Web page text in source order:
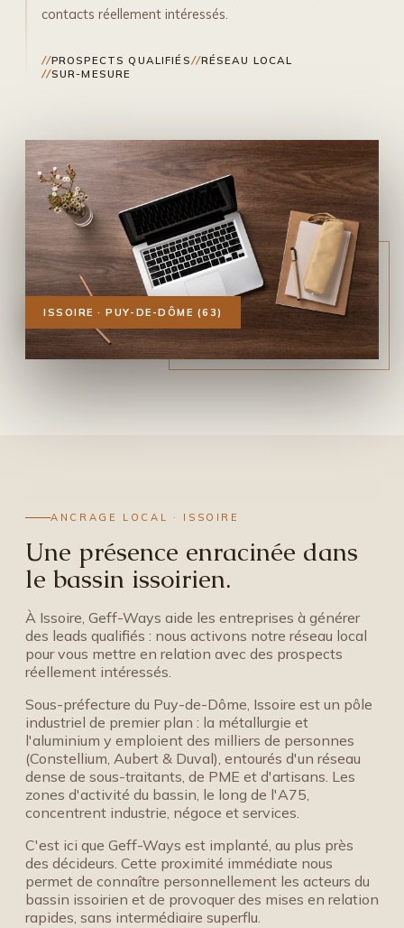
contacts réellement intéressés.
PROSPECTS QUALIFIÉS
RÉSEAU LOCAL
SUR-MESURE
ISSOIRE · PUY-DE-DÔME (63)
ANCRAGE LOCAL · ISSOIRE
Une présence enracinée dans
le bassin issoirien.
À Issoire, Geff-Ways aide les entreprises à générer
des leads qualifiés : nous activons notre réseau local
pour vous mettre en relation avec des prospects
réellement intéressés.
Sous-préfecture du Puy-de-Dôme, Issoire est un pôle
industriel de premier plan : la métallurgie et
l'aluminium y emploient des milliers de personnes
(Constellium, Aubert & Duval), entourés d'un réseau
dense de sous-traitants, de PME et d'artisans. Les
zones d'activité du bassin, le long de l'A75,
concentrent industrie, négoce et services.
C'est ici que Geff-Ways est implanté, au plus près
des décideurs. Cette proximité immédiate nous
permet de connaître personnellement les acteurs du
bassin issoirien et de provoquer des mises en relation
rapides, sans intermédiaire superflu.